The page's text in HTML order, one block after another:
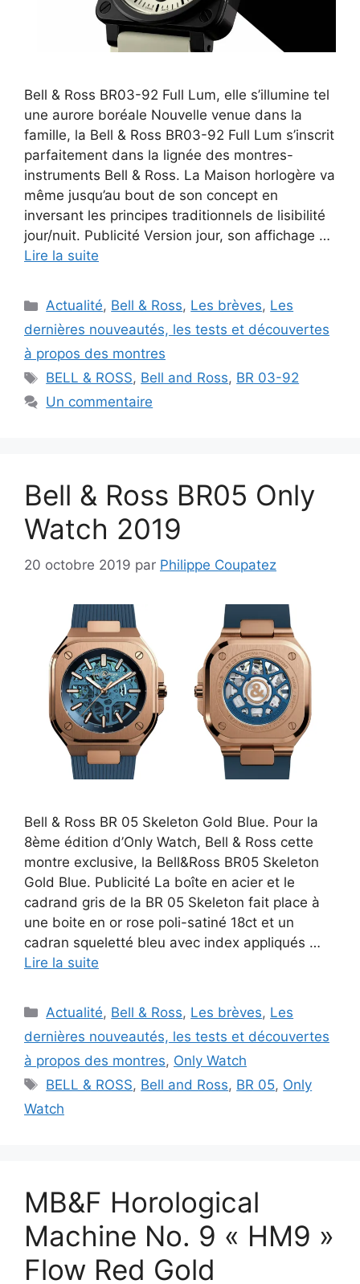
Bell & Ross BR03-92 Full Lum, elle s’illumine tel
une aurore boréale Nouvelle venue dans la
famille, la Bell & Ross BR03-92 Full Lum s’inscrit
parfaitement dans la lignée des montres-
instruments Bell & Ross. La Maison horlogère va
même jusqu’au bout de son concept en
inversant les principes traditionnels de lisibilité
jour/nuit. Publicité Version jour, son affichage …
Lire la suite
Catégories
Actualité, Bell & Ross, Les brèves, Les
dernières nouveautés, les tests et découvertes
à propos des montres
Étiquettes
BELL & ROSS, Bell and Ross, BR 03-92
Un commentaire
Bell & Ross BR05 Only
Watch 2019
20 octobre 2019 par Philippe Coupatez
Bell & Ross BR 05 Skeleton Gold Blue. Pour la
8ème édition d’Only Watch, Bell & Ross cette
montre exclusive, la Bell&Ross BR05 Skeleton
Gold Blue. Publicité La boîte en acier et le
cadrand gris de la BR 05 Skeleton fait place à
une boite en or rose poli-satiné 18ct et un
cadran squeletté bleu avec index appliqués …
Lire la suite
Catégories
Actualité, Bell & Ross, Les brèves, Les
dernières nouveautés, les tests et découvertes
à propos des montres, Only Watch
Étiquettes
BELL & ROSS, Bell and Ross, BR 05, Only
Watch
MB&F Horological
Machine No. 9 « HM9 »
Flow Red Gold